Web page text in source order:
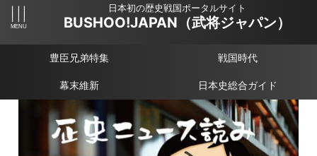
日本初の歴史戦国ポータルサイト
BUSHOO!JAPAN（武将ジャパン）
豊臣兄弟特集 戦国時代
幕末維新 日本史総合ガイド